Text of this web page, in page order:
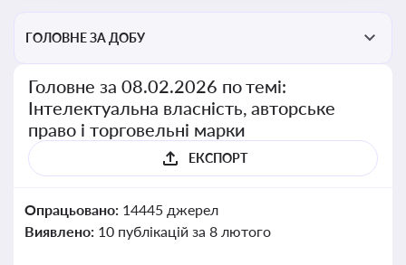
ГОЛОВНЕ ЗА ДОБУ
Головне за 08.02.2026 по темі:
Інтелектуальна власність, авторське
право і торговельні марки
ЕКСПОРТ
Опрацьовано: 14445 джерел
Виявлено: 10 публікацій за 8 лютого